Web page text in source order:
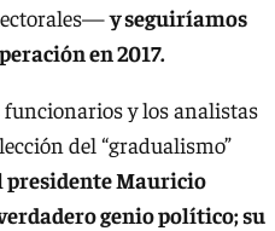
y seguiríamos
en 2017.
y los analistas
del “gradualismo”
presidente Mauricio
genio político; su